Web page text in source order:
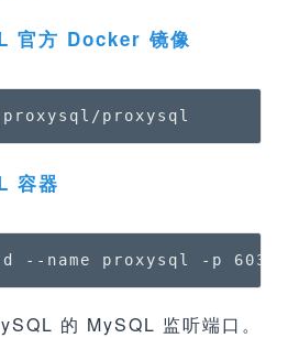
官方 Docker 镜像
proxysql
容器
--name proxysql -p
的 MySQL 监听端口。